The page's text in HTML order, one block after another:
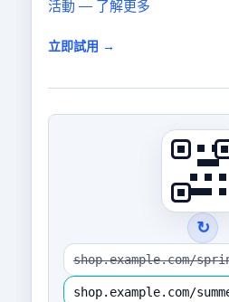
活動 — 了解更多
立即試用 →
↻
shop.example.com/
shop.example.com/